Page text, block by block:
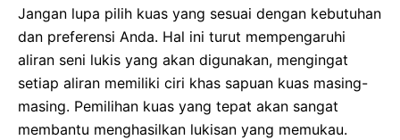
Jangan lupa pilih kuas yang sesuai dengan kebutuhan
dan preferensi Anda. Hal ini turut mempengaruhi
aliran seni lukis yang akan digunakan, mengingat
setiap aliran memiliki ciri khas sapuan kuas masing-
masing. Pemilihan kuas yang tepat akan sangat
membantu menghasilkan lukisan yang memukau.